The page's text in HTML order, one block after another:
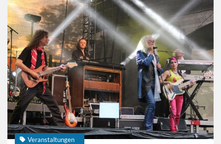
Veranstaltungen